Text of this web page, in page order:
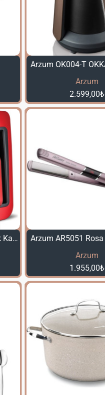
Arzum
2.599,00₺
Fakir Kaave Steel Çelik Türk Kahve Makinesi
Arzum
1.955,00₺